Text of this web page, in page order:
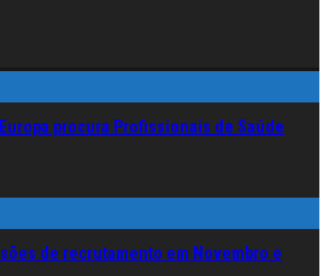
procura Profissionais de Saúde
de recrutamento em Novembro e